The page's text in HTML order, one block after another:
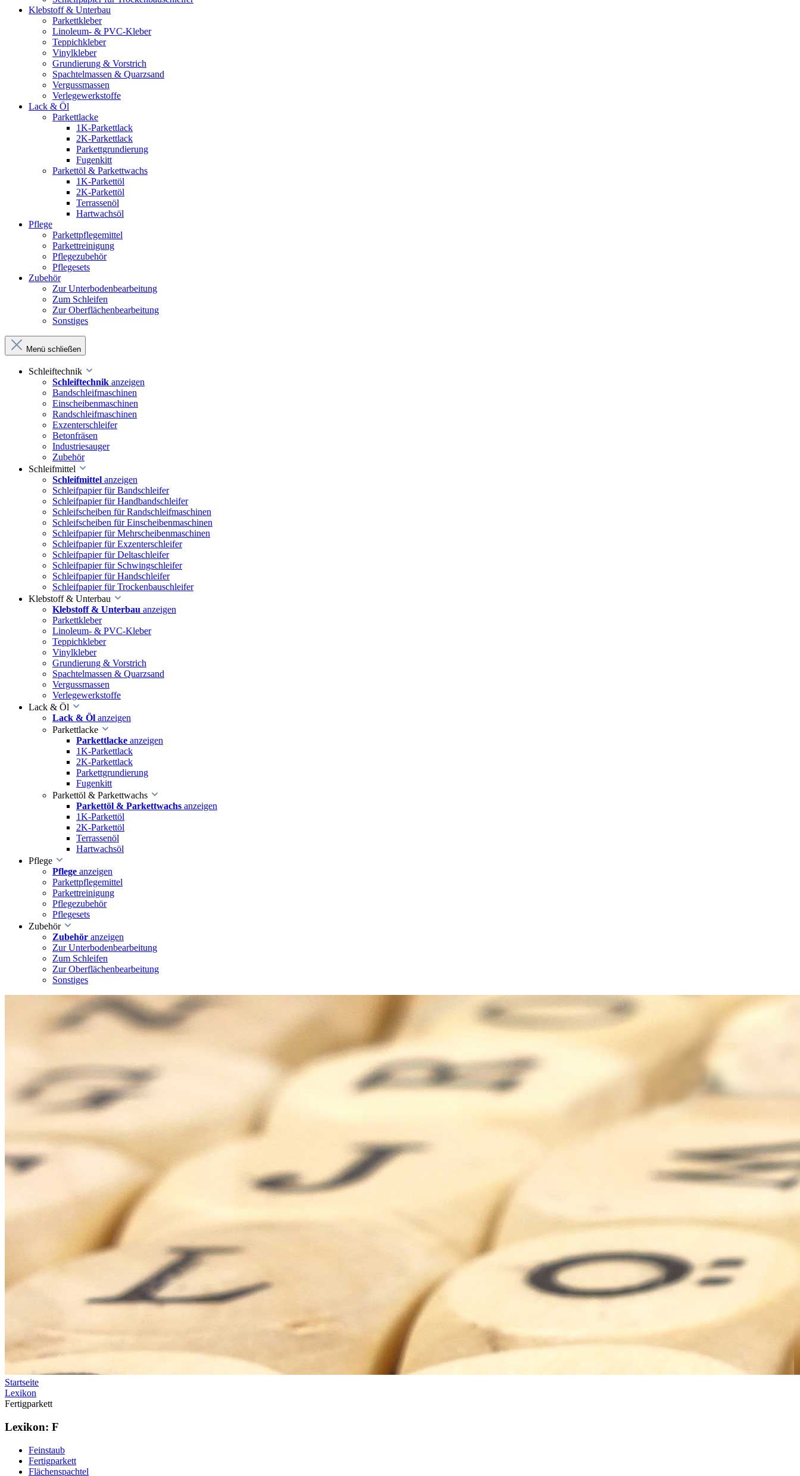
Klebstoff & Unterbau
Parkettkleber
Linoleum- & PVC-Kleber
Teppichkleber
Vinylkleber
Grundierung & Vorstrich
Spachtelmassen & Quarzsand
Vergussmassen
Verlegewerkstoffe
Lack & Öl
Parkettlacke
1K-Parkettlack
2K-Parkettlack
Parkettgrundierung
Fugenkitt
Parkettöl & Parkettwachs
1K-Parkettöl
2K-Parkettöl
Terrassenöl
Hartwachsöl
Pflege
Parkettpflegemittel
Parkettreinigung
Pflegezubehör
Pflegesets
Zubehör
Zur Unterbodenbearbeitung
Zum Schleifen
Zur Oberflächenbearbeitung
Sonstiges
Menü schließen
Schleiftechnik
Schleiftechnik anzeigen
Bandschleifmaschinen
Einscheibenmaschinen
Randschleifmaschinen
Exzenterschleifer
Betonfräsen
Industriesauger
Zubehör
Schleifmittel
Schleifmittel anzeigen
Schleifpapier für Bandschleifer
Schleifpapier für Handbandschleifer
Schleifscheiben für Randschleifmaschinen
Schleifscheiben für Einscheibenmaschinen
Schleifpapier für Mehrscheibenmaschinen
Schleifpapier für Exzenterschleifer
Schleifpapier für Deltaschleifer
Schleifpapier für Schwingschleifer
Schleifpapier für Handschleifer
Schleifpapier für Trockenbauschleifer
Klebstoff & Unterbau
Klebstoff & Unterbau anzeigen
Parkettkleber
Linoleum- & PVC-Kleber
Teppichkleber
Vinylkleber
Grundierung & Vorstrich
Spachtelmassen & Quarzsand
Vergussmassen
Verlegewerkstoffe
Lack & Öl
Lack & Öl anzeigen
Parkettlacke
Parkettlacke anzeigen
1K-Parkettlack
2K-Parkettlack
Parkettgrundierung
Fugenkitt
Parkettöl & Parkettwachs
Parkettöl & Parkettwachs anzeigen
1K-Parkettöl
2K-Parkettöl
Terrassenöl
Hartwachsöl
Pflege
Pflege anzeigen
Parkettpflegemittel
Parkettreinigung
Pflegezubehör
Pflegesets
Zubehör
Zubehör anzeigen
Zur Unterbodenbearbeitung
Zum Schleifen
Zur Oberflächenbearbeitung
Sonstiges
Startseite
Lexikon
Fertigparkett
Lexikon: F
Feinstaub
Fertigparkett
Flächenspachtel